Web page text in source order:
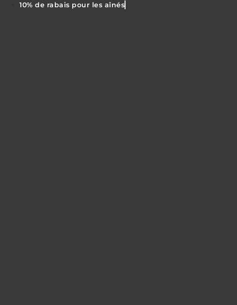
10% de rabais pour les aînés